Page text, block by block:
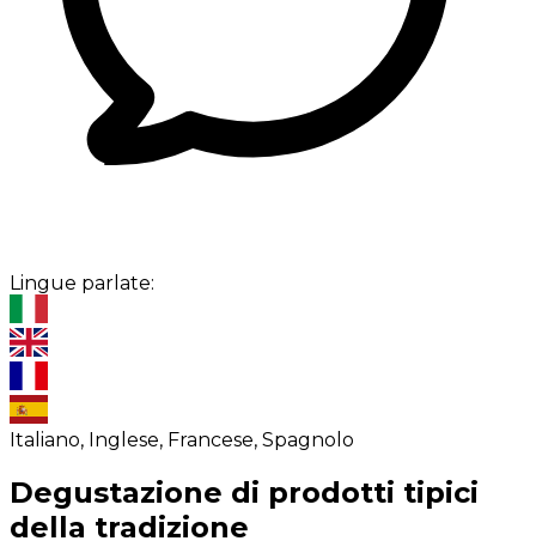
Lingue parlate:
Italiano, Inglese, Francese, Spagnolo
Degustazione di prodotti tipici
della tradizione